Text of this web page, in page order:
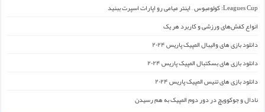
Leagues Cup: کولومبوس – اینتر میامی رو اپارات اسپرت ببنید
انواع کفش‌های ورزشی و کاربرد هر یک
دانلود بازی های والیبال المپیک پاریس ۲۰۲۴
دانلود بازی های بسکتبال المپیک پاریس ۲۰۲۴
دانلود بازی های تنیس المپیک پاریس ۲۰۲۴
نادال و جوکوویچ در دور دوم المپیک به هم رسیدن